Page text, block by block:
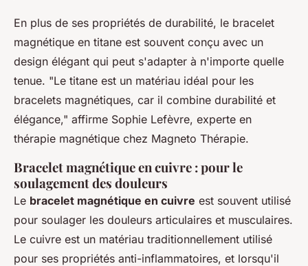
En plus de ses propriétés de durabilité, le bracelet
magnétique en titane est souvent conçu avec un
design élégant qui peut s'adapter à n'importe quelle
tenue. "Le titane est un matériau idéal pour les
bracelets magnétiques, car il combine durabilité et
élégance," affirme Sophie Lefèvre, experte en
thérapie magnétique chez Magneto Thérapie.
Bracelet magnétique en cuivre : pour le
soulagement des douleurs
Le bracelet magnétique en cuivre est souvent utilisé
pour soulager les douleurs articulaires et musculaires.
Le cuivre est un matériau traditionnellement utilisé
pour ses propriétés anti-inflammatoires, et lorsqu'il